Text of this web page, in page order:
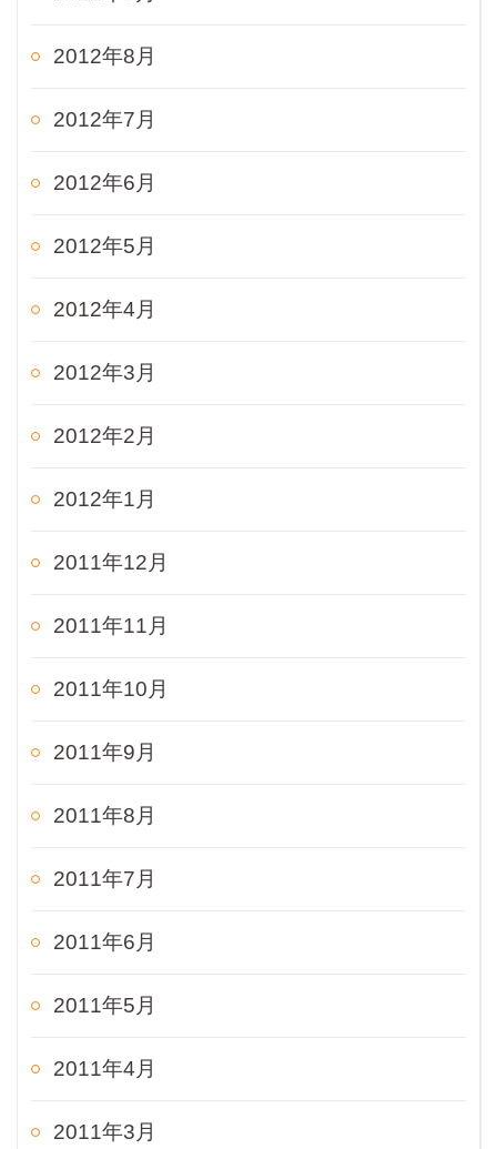
2012年8月
2012年7月
2012年6月
2012年5月
2012年4月
2012年3月
2012年2月
2012年1月
2011年12月
2011年11月
2011年10月
2011年9月
2011年8月
2011年7月
2011年6月
2011年5月
2011年4月
2011年3月